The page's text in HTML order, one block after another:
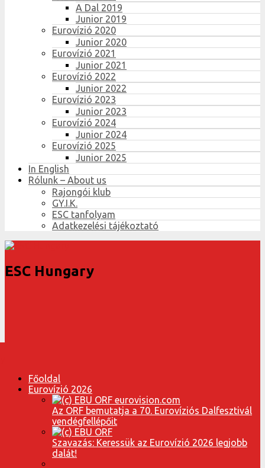
A Dal 2019
Junior 2019
Eurovízió 2020
Junior 2020
Eurovízió 2021
Junior 2021
Eurovízió 2022
Junior 2022
Eurovízió 2023
Junior 2023
Eurovízió 2024
Junior 2024
Eurovízió 2025
Junior 2025
In English
Rólunk – About us
Rajongói klub
GY.I.K.
ESC tanfolyam
Adatkezelési tájékoztató
ESC Hungary
Főoldal
Eurovízió 2026
Az ORF bemutatja a 70. Eurovíziós Dalfesztivál
vendégfellépőit
Szavazás: Keressük az Eurovízió 2026 legjobb
dalát!